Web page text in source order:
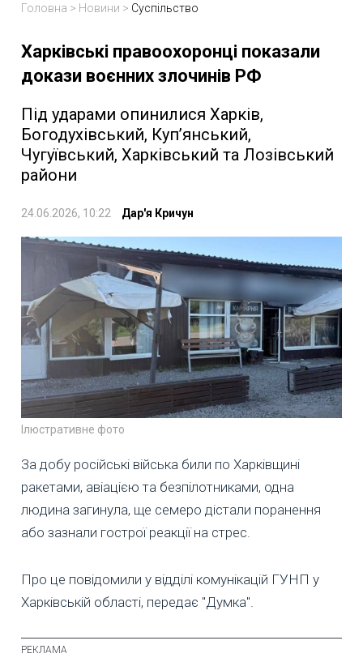
Головна > Новини > Суспільство
Харківські правоохоронці показали
докази воєнних злочинів РФ
Під ударами опинилися Харків,
Богодухівський, Куп’янський,
Чугуївський, Харківський та Лозівський
райони
24.06.2026, 10:22 Дар'я Кричун
Ілюстративне фото
За добу російські війська били по Харківщині
ракетами, авіацією та безпілотниками, одна
людина загинула, ще семеро дістали поранення
або зазнали гострої реакції на стрес.
Про це повідомили у відділі комунікацій ГУНП у
Харківській області, передає "Думка".